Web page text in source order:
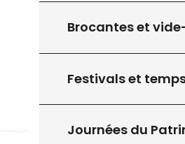
Brocantes et
Festivals et
Journées du